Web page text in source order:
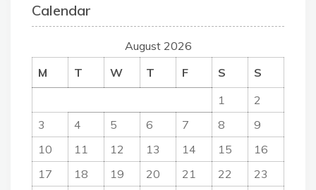
Calendar
August 2026
M
T W T F S
S
1
2
3
4 5 6 7 8
9
10
11 12 13 14 15
16
17
18 19 20 21 22
23